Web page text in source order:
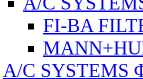
FI-BA
A/C